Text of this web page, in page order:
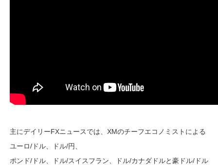
主にデイリーFXニュースでは、XMのチーフエコノミストによる
ユーロ/ドル、ドル/円、
ポンド/ドル、ドル/スイスフラン、ドル/カナダドルと豪ドル/ドル